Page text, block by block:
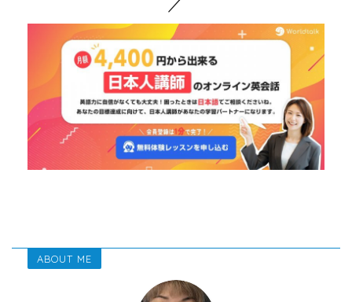
ABOUT ME